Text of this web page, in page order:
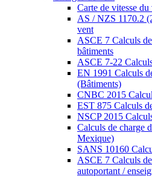
Carte de vitesse du
AS / NZS 1170.2
vent
ASCE 7 Calculs
bâtiments
ASCE 7-22
EN 1991 Calculs
(Bâtiments)
CNBC 2015
EST 875 Calculs
NSCP 2015
Calculs de charge
Mexique)
SANS 10160
ASCE 7 Calculs
autoportant /